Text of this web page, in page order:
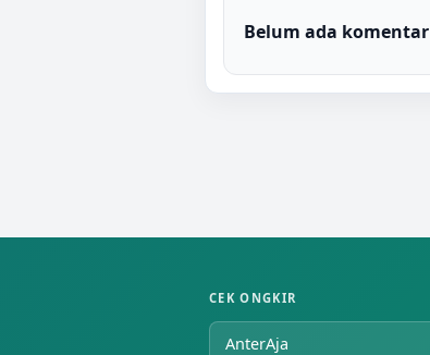
Belum ada komentar
CEK ONGKIR
AnterAja